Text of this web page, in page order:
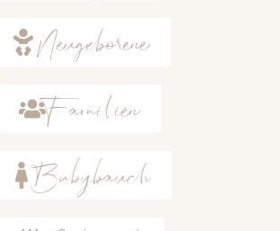
Neugeborene
Familien
Babybauch